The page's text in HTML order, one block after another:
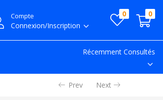
Compte
Connexion/Inscription
0 0
Récemment Consultés
Prev Next